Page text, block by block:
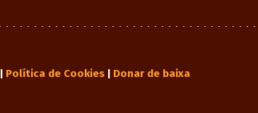
Política de Cookies Donar de baixa